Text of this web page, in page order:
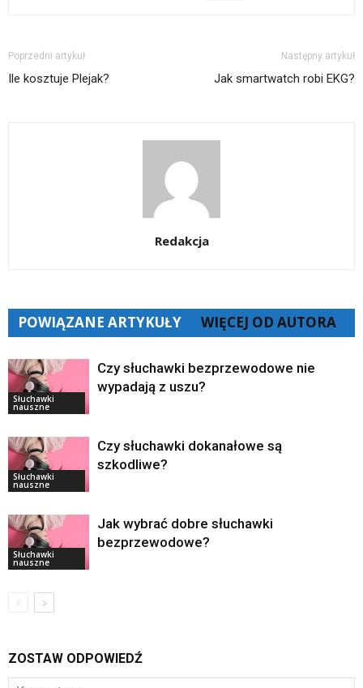
Poprzedni artykuł
Ile kosztuje Plejak?
Następny artykuł
Jak smartwatch robi EKG?
Redakcja
POWIĄZANE ARTYKUŁY WIĘCEJ OD AUTORA
Słuchawki
nauszne
Czy słuchawki bezprzewodowe nie
wypadają z uszu?
Słuchawki
nauszne
Czy słuchawki dokanałowe są
szkodliwe?
Słuchawki
nauszne
Jak wybrać dobre słuchawki
bezprzewodowe?
ZOSTAW ODPOWIEDŹ